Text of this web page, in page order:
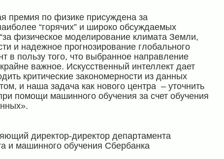
премия по физике присуждена за
“горячих” и широко обсуждаемых
физическое моделирование климата Земли,
и надежное прогнозирование глобального
в пользу того, что выбранное направление
важное. Искусственный интеллект дает
критические закономерности из данных
и наша задача как нового центра – уточнить
помощи машинного обучения за счет обучения
директор-директор департамента
и машинного обучения Сбербанка